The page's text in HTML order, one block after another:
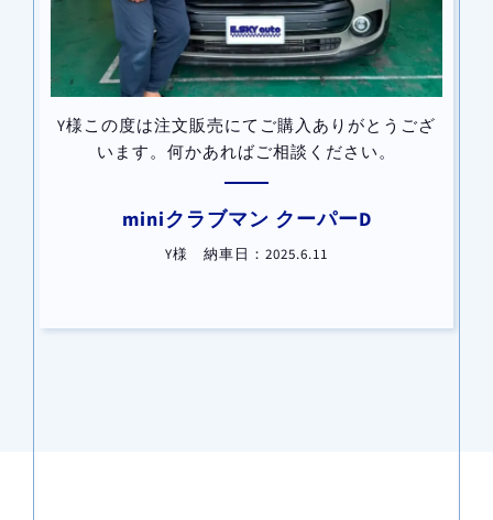
Y様この度は注文販売にてご購入ありがとうござ
います。何かあればご相談ください。
miniクラブマン クーパーD
Y様 納車日：2025.6.11